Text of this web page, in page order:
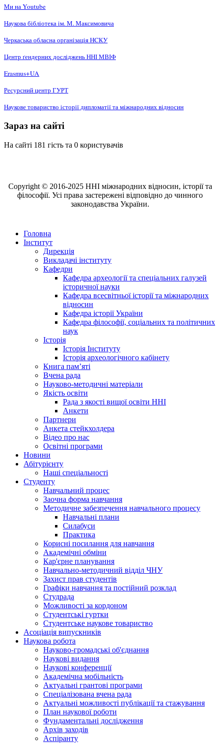
Ми на Youtube
Наукова бібліотека ім. М. Максимовича
Черкаська обласна організація НCКУ
Центр ґендерних досліджень ННІ МВІФ
Erasmus+UA
Ресурсний центр ГУРТ
Наукове товариство історії дипломатії та міжнародних відносин
Зараз на сайті
На сайті 181 гість та 0 користувачів
Copyright © 2016-2025 ННІ міжнародних відносин, історії та
філософії. Усі права застережені відповідно до чинного
законодавства України.
Головна
Інститут
Дирекція
Викладачі інституту
Кафедри
Кафедра археології та спеціальних галузей
історичної науки
Кафедра всесвітньої історії та міжнародних
відносин
Кафедра історії України
Кафедра філософії, соціальних та політичних
наук
Історія
Історія Інституту
Історія археологічного кабінету
Книга памʼяті
Вчена рада
Науково-методичні матеріали
Якість освіти
Рада з якості вищої освіти ННІ
Анкети
Партнери
Анкета стейкхолдера
Відео про нас
Освітні програми
Hовини
Абітурієнту
Наші спеціальності
Студенту
Навчальний процес
Заочна форма навчання
Методичне забезпечення навчального процесу
Навчальні плани
Силабуси
Практика
Корисні посилання для навчання
Академічні обміни
Кар'єрне планування
Навчально-методичний відділ ЧНУ
Захист прав студентів
Графіки навчання та постійний розклад
Студрада
Можливості за кордоном
Студентські гуртки
Студентське наукове товариство
Асоціація випускників
Наукова робота
Науково-громадські об'єднання
Наукові видання
Наукові конференції
Академічна мобільність
Актуальні грантові програми
Спеціалізована вчена рада
Актуальні можливості публікації та стажування
План наукової роботи
Фундаментальні дослідження
Архів заходів
Аспіранту